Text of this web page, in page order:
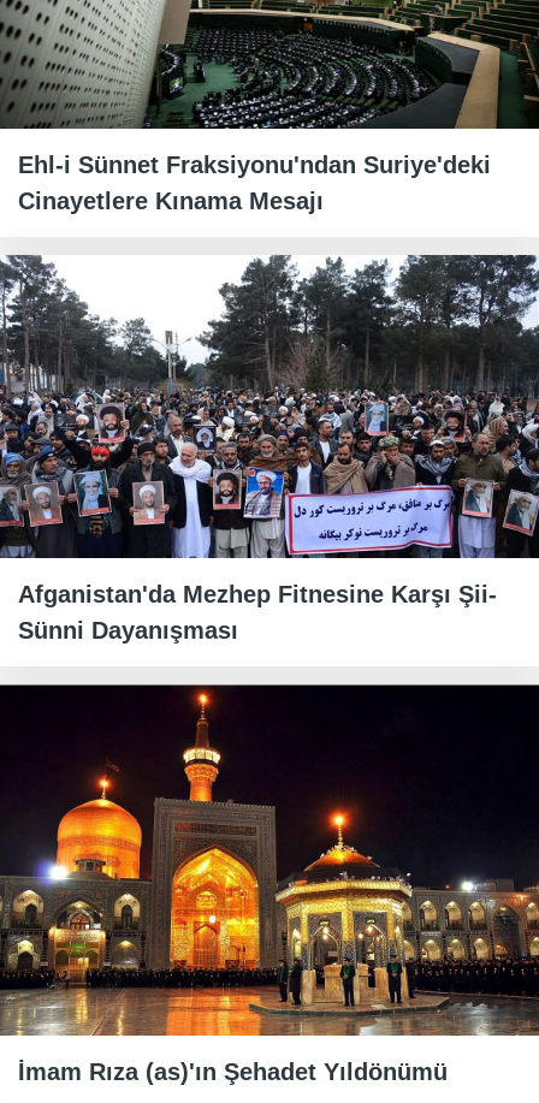
Ehl-i Sünnet Fraksiyonu'ndan Suriye'deki
Cinayetlere Kınama Mesajı
Afganistan'da Mezhep Fitnesine Karşı Şii-
Sünni Dayanışması
İmam Rıza (as)'ın Şehadet Yıldönümü